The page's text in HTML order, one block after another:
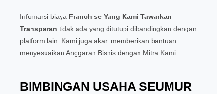
Infomarsi biaya Franchise Yang Kami Tawarkan
Transparan tidak ada yang ditutupi dibandingkan dengan
platform lain. Kami juga akan memberikan bantuan
menyesuaikan Anggaran Bisnis dengan Mitra Kami
BIMBINGAN USAHA SEUMUR